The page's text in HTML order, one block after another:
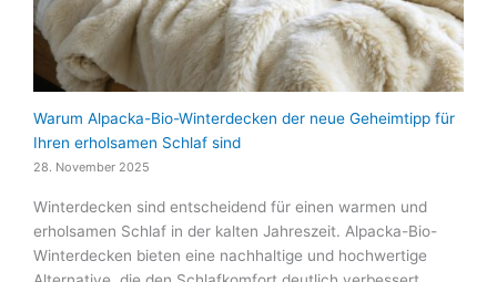
Warum Alpacka-Bio-Winterdecken der neue Geheimtipp für
Ihren erholsamen Schlaf sind
28. November 2025
Winterdecken sind entscheidend für einen warmen und
erholsamen Schlaf in der kalten Jahreszeit. Alpacka-Bio-
Winterdecken bieten eine nachhaltige und hochwertige